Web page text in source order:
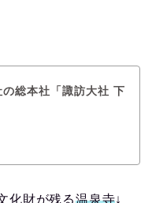
の総本社「諏訪大社 下
化財が残る温泉寺↓